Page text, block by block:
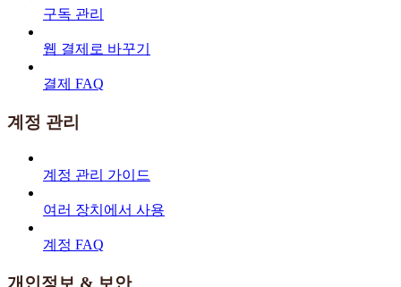
구독 관리
웹 결제로 바꾸기
결제 FAQ
계정 관리
계정 관리 가이드
여러 장치에서 사용
계정 FAQ
개인정보 & 보안